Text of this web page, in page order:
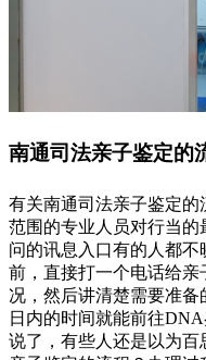
南通司法亲子鉴定的
有关南通司法亲子鉴定
范围的专业人员对行当
问的讯息入口有的人都
前，直接打一个电话给
况，然后讲清楚需要准
日内的时间就能前往
说了，有些人还是以为